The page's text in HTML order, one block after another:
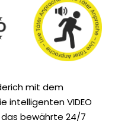
mit dem
intelligenten VIDEO
das bewährte 24/7